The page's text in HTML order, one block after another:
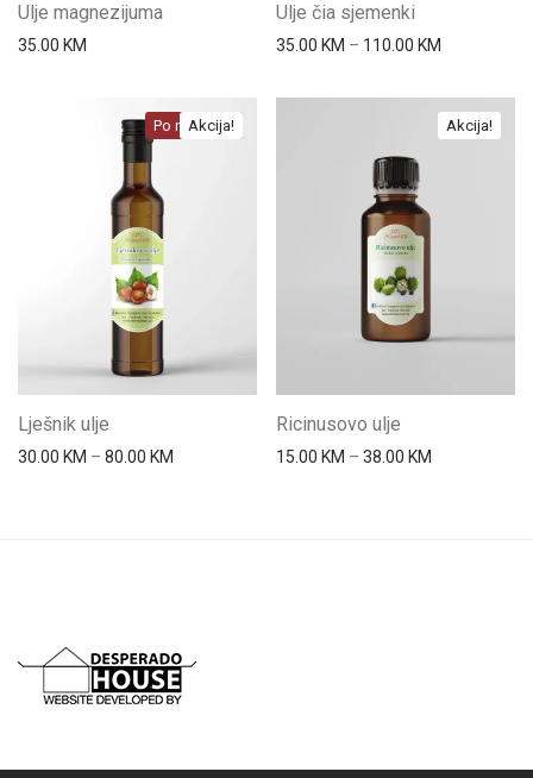
Ulje magnezijuma
35.00 KM
Ulje čia sjemenki
35.00 KM – 110.00 KM
Po narudžbi
Akcija!
Lješnik ulje
30.00 KM – 80.00 KM Price range: 30.00 KM through 80.00 KM
Akcija!
Ricinusovo ulje
15.00 KM – 38.00 KM